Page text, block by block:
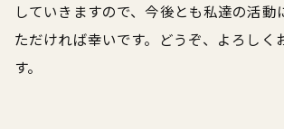
していきますので、今後とも私達の活動
ただければ幸いです。どうぞ、よろしく
す。